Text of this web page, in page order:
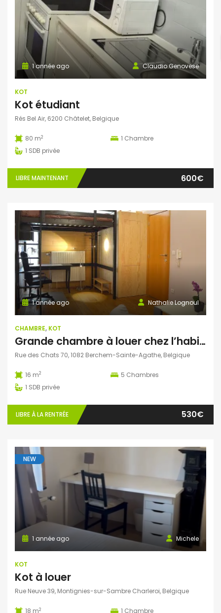
Claudio Genovese
1 année ago
KOT
Kot étudiant
Rés Bel Air, 6200 Châtelet, Belgique
80 m2 1 Chambre
1 SDB privée
LIBRE MAINTENANT 600€
Nathalie Lognoul
1 année ago
CHAMBRE, KOT
Grande chambre à louer chez l’habitant. Rez de chaussée et jardin.
Rue des Chats 70, 1082 Berchem-Sainte-Agathe, Belgique
16 m2 5 Chambres
1 SDB privée
LIBRE À LA RENTRÉE 530€
NEW
Michele
1 année ago
KOT
Kot à louer
Rue Neuve 39, Montignies-sur-Sambre Charleroi, Belgique
18 m2 1 Chambre